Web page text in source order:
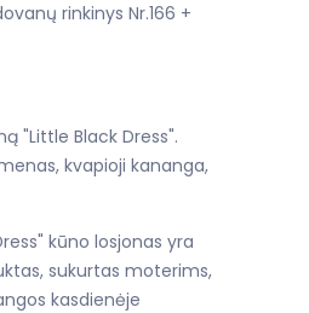
rinkinys Nr.166 +
"Little Black Dress".
kvapioji kananga,
kūno losjonas yra
sukurtas moterims,
kasdienėje